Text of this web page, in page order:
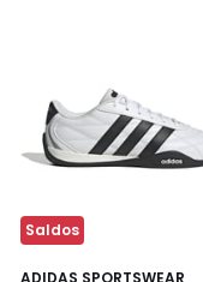
Saldos
ADIDAS SPORTSWEAR
5